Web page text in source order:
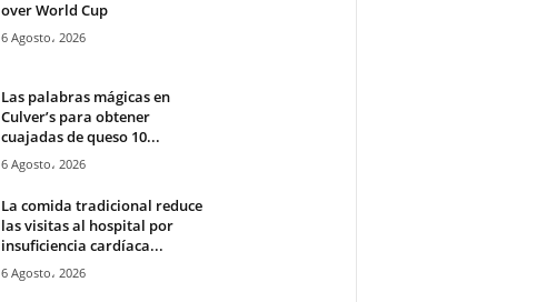
over World Cup
6 Agosto، 2026
Las palabras mágicas en
Culver’s para obtener
cuajadas de queso 10...
6 Agosto، 2026
La comida tradicional reduce
las visitas al hospital por
insuficiencia cardíaca...
6 Agosto، 2026